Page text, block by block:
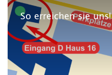
So erreichen sie uns!